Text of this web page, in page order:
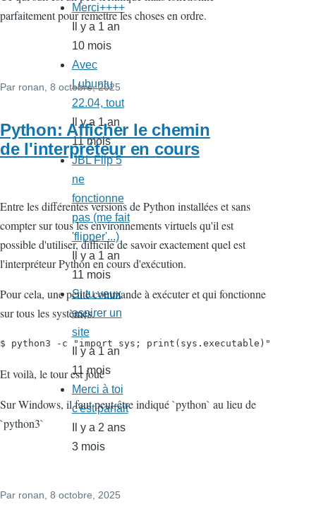
parfaitement pour remettre les choses en ordre.
Par ronan , 8 octobre, 2025
Python: Afficher le chemin
de l'interpréteur en cours
Entre les différentes versions de Python installées et sans
compter sur tous les environnements virtuels qu'il est
possible d'utiliser, difficile de savoir exactement quel est
l'interpréteur Python en cours d'exécution.
Pour cela, une petite commande à exécuter et qui fonctionne
sur tous les systèmes.
$ python3 -c "import sys; print(sys.executable)"
Et voilà, le tour est joué
Sur Windows, il faut peut-être indiqué `python` au lieu de
`python3`
Par ronan , 8 octobre, 2025
Merci++++
Il y a 1 an
10 mois
Avec
Lubuntu
22.04, tout
Il y a 1 an
11 mois
JBL Flip 5
ne
fonctionne
pas (me fait
'flipper'...)
Il y a 1 an
11 mois
Si tu veux
aspirer un
site
Il y a 1 an
11 mois
Merci à toi
c'est parfait
Il y a 2 ans
3 mois